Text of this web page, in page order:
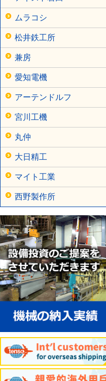
ムラコシ
松井鉄工所
兼房
愛知電機
アーテンドルフ
宮川工機
丸仲
大日精工
マイト工業
西野製作所